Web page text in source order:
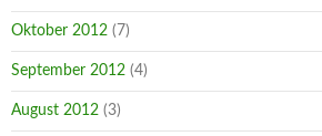
Oktober 2012 (7)
September 2012 (4)
August 2012 (3)